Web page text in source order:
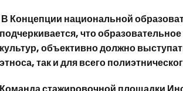
В Концепции национальной
подчеркивается, что
культур, объективно должно
этноса, так и для всего